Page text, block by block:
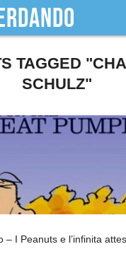
TAGGED
SCHULZ"
– I Peanuts e l’infinita